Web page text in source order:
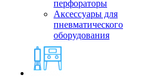
перфораторы
Аксессуары для
пневматического
оборудования